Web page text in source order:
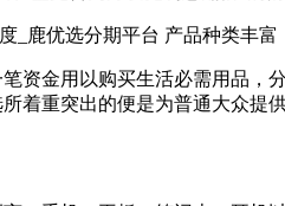
资金用以购买生活必需用品
着重突出的便是为普通大众提